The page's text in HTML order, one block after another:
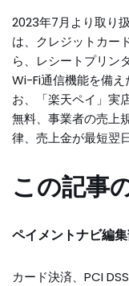
2023年7月より取り
は、クレジットカー
ら、レシートプリン
Wi-Fi通信機能を備
お、「楽天ペイ」実
無料、事業者の売上
律、売上金が最短翌
この記事
ペイメントナビ編
カード決済、PCI